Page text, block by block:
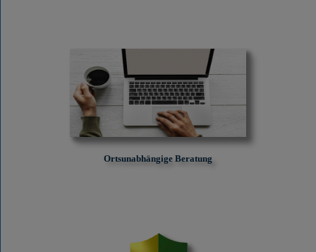
Ortsunabhängige Beratung